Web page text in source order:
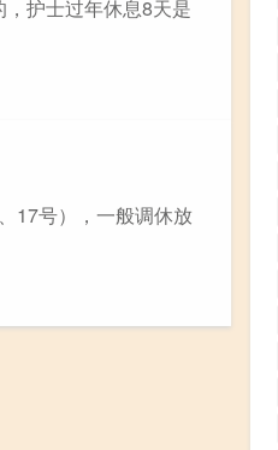
，护士过年休息8天是
17号），一般调休放